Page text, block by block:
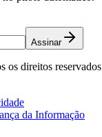
Assinar
os direitos
da Informação